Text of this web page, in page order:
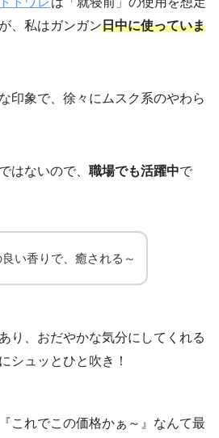
、私はガンガン日中に使っていま
印象で、徐々にムスク系のやわら
はないので、 職場でも活躍中で
い香りで、癒される～
り、おだやかな気分にしてくれる
シュッとひと吹き！
これでこの価格かぁ～』なんて最